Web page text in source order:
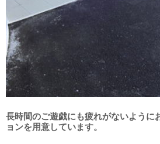
長時間のご遊戯にも疲れがないように
ョンを用意しています。